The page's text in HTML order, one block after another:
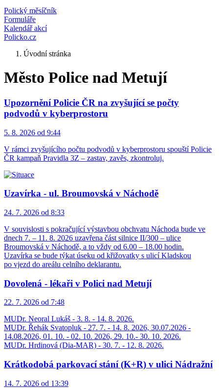
Polický měsíčník
Formuláře
Kalendář akcí
Policko.cz
Úvodní stránka
Město Police nad Metují
Upozornění Policie ČR na zvyšující se počty
podvodů v kyberprostoru
5. 8. 2026 od 9:44
V rámci zvyšujícího počtu podvodů v kyberprostoru spouští Policie
ČR kampaň Pravidla 3Z – zastav, zavěs, zkontroluj.
Uzavírka - ul. Broumovská v Náchodě
24. 7. 2026 od 8:33
V souvislosti s pokračující výstavbou obchvatu Náchoda bude ve
dnech 7. – 11. 8. 2026 uzavřena část silnice II/300 – ulice
Broumovská v Náchodě, a to vždy od 6.00 – 18.00 hodin.
Uzavírka se bude týkat úseku od křižovatky s ulicí Kladskou
po vjezd do areálu celního deklarantu.
Dovolená - lékaři v Polici nad Metují
22. 7. 2026 od 7:48
MUDr. Neoral Lukáš - 3. 8. - 14. 8. 2026.
MUDr. Řehák Svatopluk - 27. 7. - 14. 8. 2026, 30.07.2026 -
14.08.2026, 01. 10. - 02. 10. 2026, 29. 10.- 30. 10. 2026.
MUDr. Hrdinová (Dia-MAR) - 30. 7. - 12. 8. 2026.
Krátkodobá parkovací stání (K+R) v ulici Nádražní
14. 7. 2026 od 13:39